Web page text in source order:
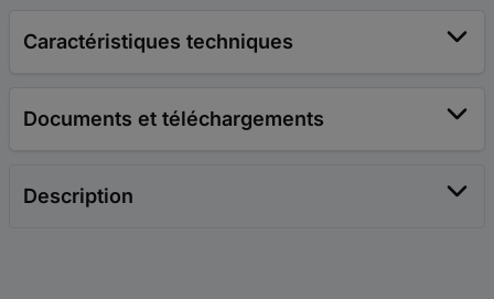
Caractéristiques techniques
Documents et téléchargements
Description